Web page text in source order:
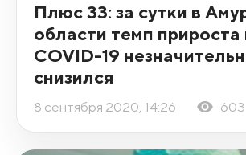
Плюс 33: за сутки в
области темп прироста
COVID-19
снизился
8 сентября 2020, 14:26 603